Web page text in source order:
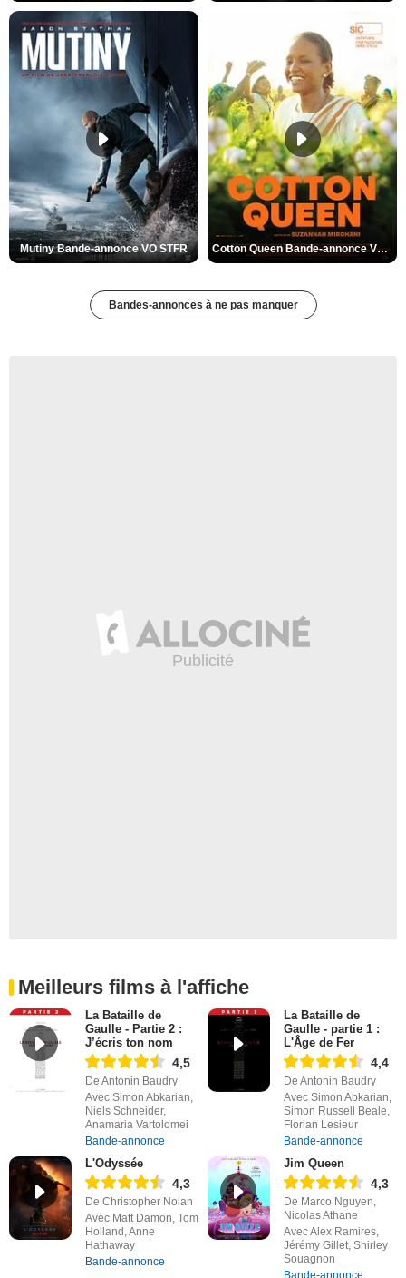
Mutiny Bande-annonce VO STFR Cotton Queen Bande-annonce VO STFR
Bandes-annonces à ne pas manquer
Meilleurs films à l'affiche
La Bataille de
Gaulle - Partie 2 :
J’écris ton nom
4,5
De Antonin Baudry
Avec Simon Abkarian,
Niels Schneider,
Anamaria Vartolomei
Bande-annonce
La Bataille de
Gaulle - partie 1 :
L'Âge de Fer
4,4
De Antonin Baudry
Avec Simon Abkarian,
Simon Russell Beale,
Florian Lesieur
Bande-annonce
L'Odyssée
4,3
De Christopher Nolan
Avec Matt Damon, Tom
Holland, Anne
Hathaway
Bande-annonce
Jim Queen
4,3
De Marco Nguyen,
Nicolas Athane
Avec Alex Ramires,
Jérémy Gillet, Shirley
Souagnon
Bande-annonce